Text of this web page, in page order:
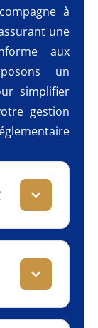
à
une
aux
un
simplifier
gestion